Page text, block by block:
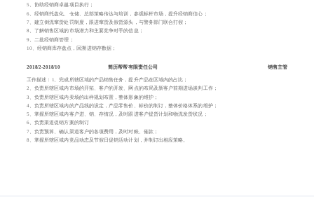
5、协助经销商卓越项目执行；
6、经销商托盘化、仓储、总部策略传达与培训，参观标杆市场，提升经销商信心；
7、建立倒流窜货处罚制度，跟进窜货及假货源头，与警务部门联合打假；
8、了解销售区域的市场潜力和主要竞争对手的信息；
9、二批经销商管理；
10、经销商库存盘点，回溯进销存数据；
2018/2-2018/10 简历帮帮有限责任公司 销售主管
工作描述：1、完成所辖区域的产品销售任务，提升产品在区域内的占比；
2、负责所辖区域内市场的开拓、客户的开发、网点的布局及新客户前期进场谈判工作；
3、负责所辖区域内卖场的出样规划布置，整体形象的维护；
4、负责所辖区域内的产品线的设定，产品零售价、标价的制订，整体价格体系的维护；
5、掌握所辖区域内客户进、销、存情况，及时跟进客户提货计划和物流发货状况；
6、负责渠道促销方案的制订
7、负责预算、确认渠道客户的各项费用，及时对账、催款；
8、掌握所辖区域内竞品动态及节假日促销活动计划，并制订出相应策略。